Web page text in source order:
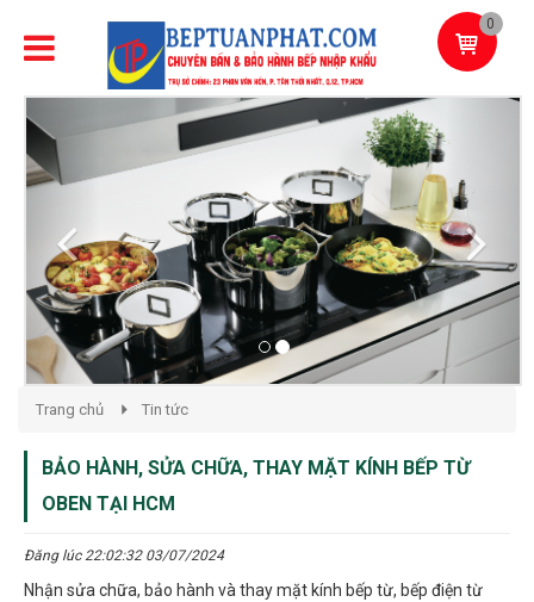
0
Previous
Trang chủ Tin tức
BẢO HÀNH, SỬA CHỮA, THAY MẶT KÍNH BẾP TỪ
OBEN TẠI HCM
Đăng lúc 22:02:32 03/07/2024
Nhận sửa chữa, bảo hành và thay mặt kính bếp từ, bếp điện từ